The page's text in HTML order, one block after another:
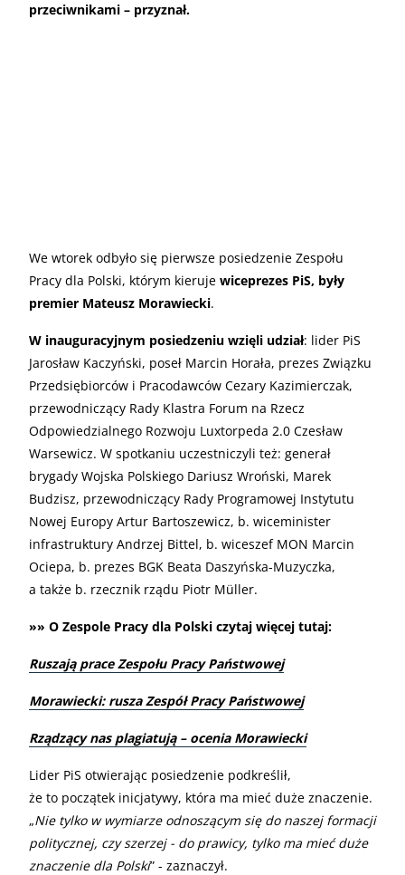
przeciwnikami – przyznał.
We wtorek odbyło się pierwsze posiedzenie Zespołu
Pracy dla Polski, którym kieruje wiceprezes PiS, były
premier Mateusz Morawiecki.
W inauguracyjnym posiedzeniu wzięli udział: lider PiS
Jarosław Kaczyński, poseł Marcin Horała, prezes Związku
Przedsiębiorców i Pracodawców Cezary Kazimierczak,
przewodniczący Rady Klastra Forum na Rzecz
Odpowiedzialnego Rozwoju Luxtorpeda 2.0 Czesław
Warsewicz. W spotkaniu uczestniczyli też: generał
brygady Wojska Polskiego Dariusz Wroński, Marek
Budzisz, przewodniczący Rady Programowej Instytutu
Nowej Europy Artur Bartoszewicz, b. wiceminister
infrastruktury Andrzej Bittel, b. wiceszef MON Marcin
Ociepa, b. prezes BGK Beata Daszyńska-Muzyczka,
a także b. rzecznik rządu Piotr Müller.
»» O Zespole Pracy dla Polski czytaj więcej tutaj:
Ruszają prace Zespołu Pracy Państwowej
Morawiecki: rusza Zespół Pracy Państwowej
Rządzący nas plagiatują – ocenia Morawiecki
Lider PiS otwierając posiedzenie podkreślił,
że to początek inicjatywy, która ma mieć duże znaczenie.
„Nie tylko w wymiarze odnoszącym się do naszej formacji
politycznej, czy szerzej - do prawicy, tylko ma mieć duże
znaczenie dla Polski” - zaznaczył.